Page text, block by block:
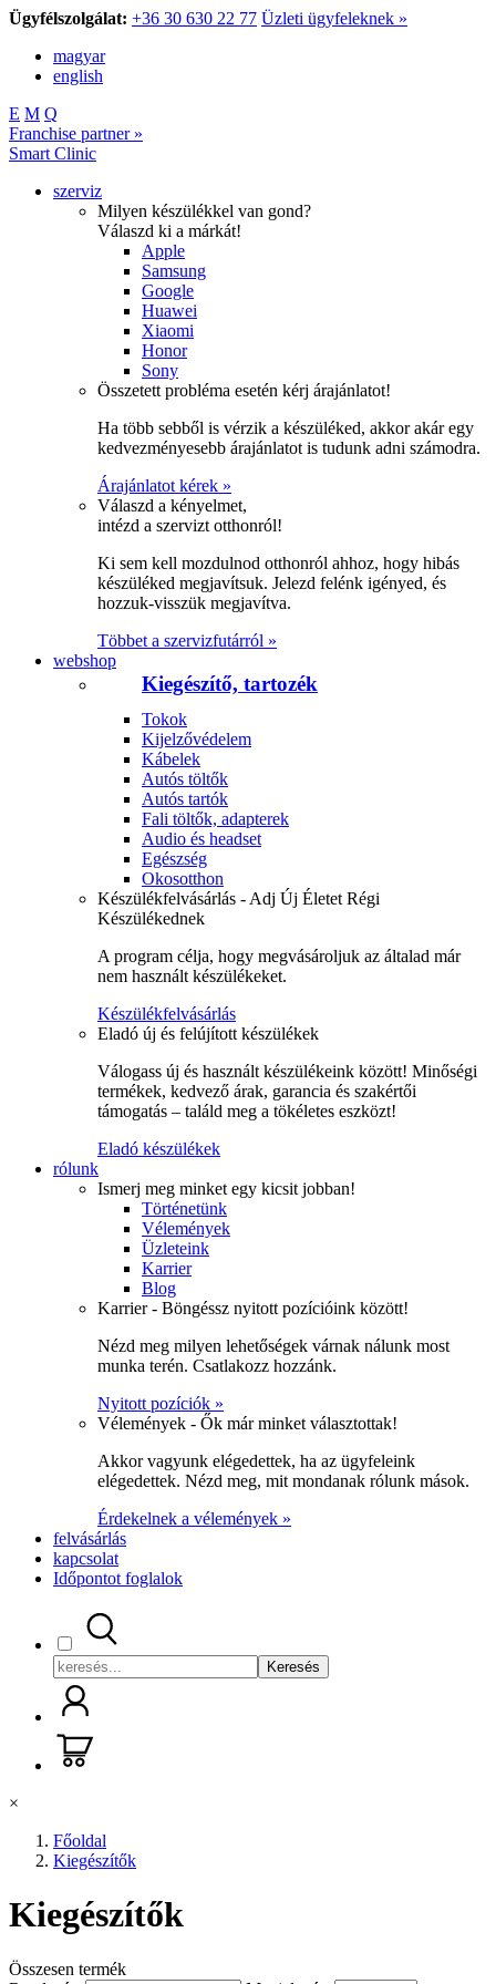
Ügyfélszolgálat: +36 30 630 22 77 Üzleti ügyfeleknek »
magyar
english
E M Q
Franchise partner »
Smart Clinic
szerviz
Milyen készülékkel van gond?
Válaszd ki a márkát!
Apple
Samsung
Google
Huawei
Xiaomi
Honor
Sony
Összetett probléma esetén kérj árajánlatot!
Ha több sebből is vérzik a készüléked, akkor akár egy
kedvezményesebb árajánlatot is tudunk adni számodra.
Árajánlatot kérek »
Válaszd a kényelmet,
intézd a szervizt otthonról!
Ki sem kell mozdulnod otthonról ahhoz, hogy hibás
készüléked megjavítsuk. Jelezd felénk igényed, és
hozzuk-visszük megjavítva.
Többet a szervizfutárról »
webshop
Kiegészítő, tartozék
Tokok
Kijelzővédelem
Kábelek
Autós töltők
Autós tartók
Fali töltők, adapterek
Audio és headset
Egészség
Okosotthon
Készülékfelvásárlás - Adj Új Életet Régi
Készülékednek
A program célja, hogy megvásároljuk az általad már
nem használt készülékeket.
Készülékfelvásárlás
Eladó új és felújított készülékek
Válogass új és használt készülékeink között! Minőségi
termékek, kedvező árak, garancia és szakértői
támogatás – találd meg a tökéletes eszközt!
Eladó készülékek
rólunk
Ismerj meg minket egy kicsit jobban!
Történetünk
Vélemények
Üzleteink
Karrier
Blog
Karrier - Böngéssz nyitott pozícióink között!
Nézd meg milyen lehetőségek várnak nálunk most
munka terén. Csatlakozz hozzánk.
Nyitott pozíciók »
Vélemények - Ők már minket választottak!
Akkor vagyunk elégedettek, ha az ügyfeleink
elégedettek. Nézd meg, mit mondanak rólunk mások.
Érdekelnek a vélemények »
felvásárlás
kapcsolat
Időpontot foglalok
Keresés
×
Főoldal
Kiegészítők
Kiegészítők
Összesen termék